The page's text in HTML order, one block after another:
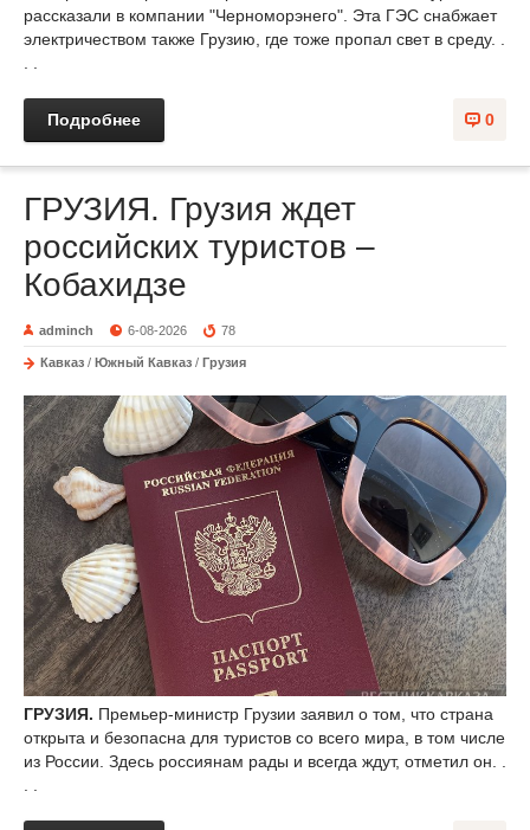
рассказали в компании "Черноморэнего". Эта ГЭС снабжает
электричеством также Грузию, где тоже пропал свет в среду. .
0
Подробнее
ГРУЗИЯ. Грузия ждет
российских туристов –
Кобахидзе
adminch 6-08-2026 78
Кавказ / Южный Кавказ / Грузия
ГРУЗИЯ. Премьер-министр Грузии заявил о том, что страна
открыта и безопасна для туристов со всего мира, в том числе
из России. Здесь россиянам рады и всегда ждут, отметил он. .